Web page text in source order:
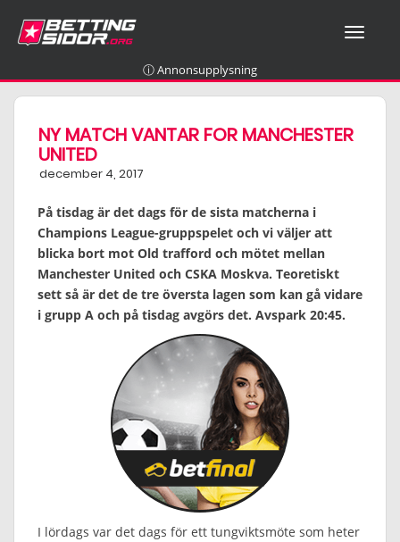
T
G
N
ⓘ Annonsupplysning
NY MATCH VANTAR FOR MANCHESTER
UNITED
december 4, 2017
På tisdag är det dags för de sista matcherna i
Champions League-gruppspelet och vi väljer att
blicka bort mot Old trafford och mötet mellan
Manchester United och CSKA Moskva. Teoretiskt
sett så är det de tre översta lagen som kan gå vidare
i grupp A och på tisdag avgörs det. Avspark 20:45.
I lördags var det dags för ett tungviktsmöte som heter